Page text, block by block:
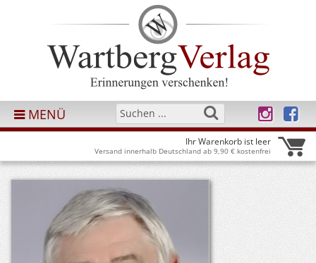
MENÜ
Ihr Warenkorb ist leer
Versand innerhalb Deutschland ab 9,90 € kostenfrei